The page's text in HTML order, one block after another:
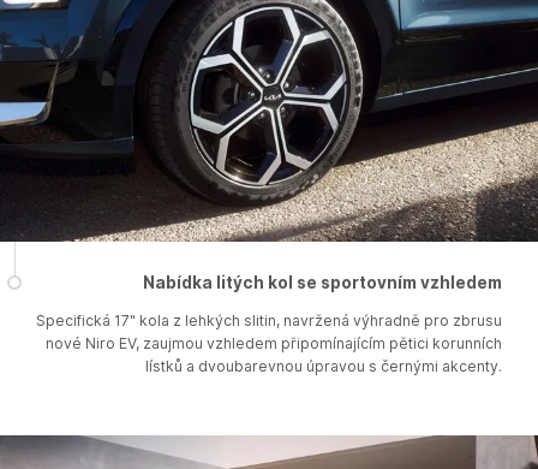
Nabídka litých kol se sportovním vzhledem
Specifická 17" kola z lehkých slitin, navržená výhradně pro zbrusu
nové Niro EV, zaujmou vzhledem připomínajícím pětici korunních
lístků a dvoubarevnou úpravou s černými akcenty.